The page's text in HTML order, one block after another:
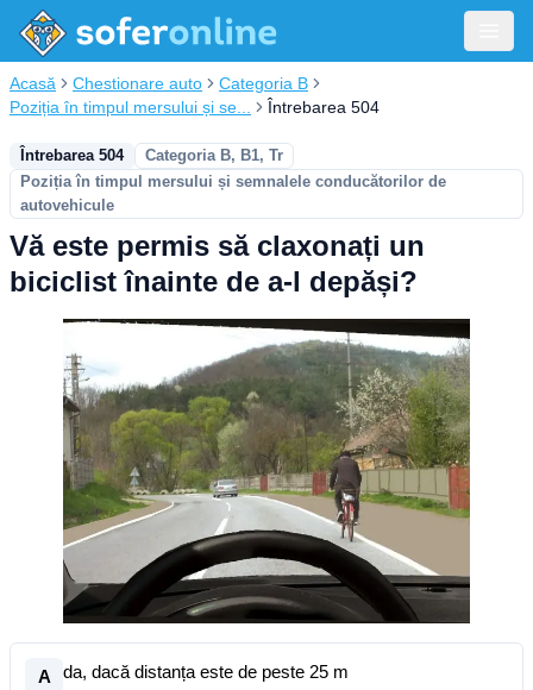
Acasă Chestionare auto
Categoria B
Poziția în timpul mersului și se...
Întrebarea 504
Întrebarea 504
Categoria B, B1, Tr
Poziția în timpul mersului și semnalele conducătorilor de
autovehicule
Vă este permis să claxonați un
biciclist înainte de a-l depăși?
A da, dacă distanța este de peste 25 m